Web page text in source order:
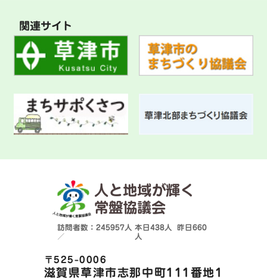
関連サイト
人と地域が輝く
常盤協議会
訪問者数：245957人
／
本日438人 昨日660
人
〒525-0006
滋賀県草津市志那中町111番地1